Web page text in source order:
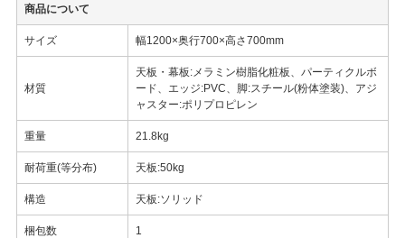
商品について
サイズ 幅1200×奥行700×高さ700mm
材質
天板・幕板:メラミン樹脂化粧板、パーティクルボ
ード、エッジ:PVC、脚:スチール(粉体塗装)、アジ
ャスター:ポリプロピレン
重量 21.8kg
耐荷重(等分布) 天板:50kg
構造 天板:ソリッド
梱包数 1